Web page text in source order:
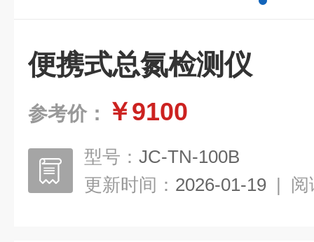
便携式总氮检测仪
参考价： ￥9100
型号： JC-TN-100B
更新时间： 2026-01-19 | 阅